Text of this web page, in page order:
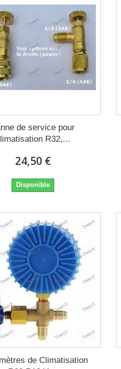
de service pour
R32,...
24,50 €
Disponible
de Climatisation